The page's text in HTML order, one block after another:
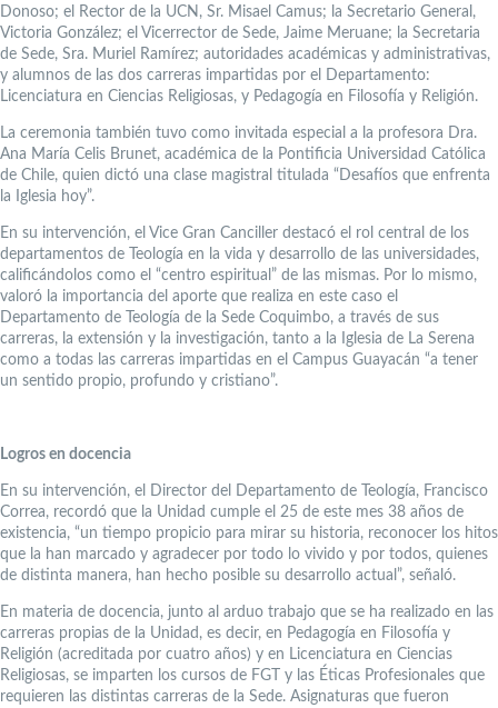
Donoso; el Rector de la UCN, Sr. Misael Camus; la Secretario General,
Victoria González; el Vicerrector de Sede, Jaime Meruane; la Secretaria
de Sede, Sra. Muriel Ramírez; autoridades académicas y administrativas,
y alumnos de las dos carreras impartidas por el Departamento:
Licenciatura en Ciencias Religiosas, y Pedagogía en Filosofía y Religión.
La ceremonia también tuvo como invitada especial a la profesora Dra.
Ana María Celis Brunet, académica de la Pontificia Universidad Católica
de Chile, quien dictó una clase magistral titulada “Desafíos que enfrenta
la Iglesia hoy”.
En su intervención, el Vice Gran Canciller destacó el rol central de los
departamentos de Teología en la vida y desarrollo de las universidades,
calificándolos como el “centro espiritual” de las mismas. Por lo mismo,
valoró la importancia del aporte que realiza en este caso el
Departamento de Teología de la Sede Coquimbo, a través de sus
carreras, la extensión y la investigación, tanto a la Iglesia de La Serena
como a todas las carreras impartidas en el Campus Guayacán “a tener
un sentido propio, profundo y cristiano”.
Logros en docencia
En su intervención, el Director del Departamento de Teología, Francisco
Correa, recordó que la Unidad cumple el 25 de este mes 38 años de
existencia, “un tiempo propicio para mirar su historia, reconocer los hitos
que la han marcado y agradecer por todo lo vivido y por todos, quienes
de distinta manera, han hecho posible su desarrollo actual”, señaló.
En materia de docencia, junto al arduo trabajo que se ha realizado en las
carreras propias de la Unidad, es decir, en Pedagogía en Filosofía y
Religión (acreditada por cuatro años) y en Licenciatura en Ciencias
Religiosas, se imparten los cursos de FGT y las Éticas Profesionales que
requieren las distintas carreras de la Sede. Asignaturas que fueron